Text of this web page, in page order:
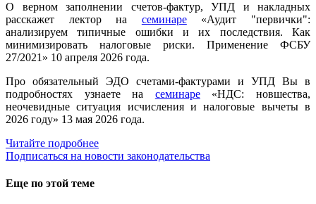
О верном заполнении счетов-фактур, УПД и накладных
расскажет лектор на семинаре«Аудит "первички":
анализируем типичные ошибки и их последствия. Как
минимизировать налоговые риски. Применение ФСБУ
27/2021» 10 апреля 2026 года.
Про обязательный ЭДО счетами-фактурами и УПД Вы в
подробностях узнаете на семинаре«НДС: новшества,
неочевидные ситуация исчисления и налоговые вычеты в
2026 году» 13 мая 2026 года.
Читайте подробнее
Подписаться на новости законодательства
Еще по этой теме